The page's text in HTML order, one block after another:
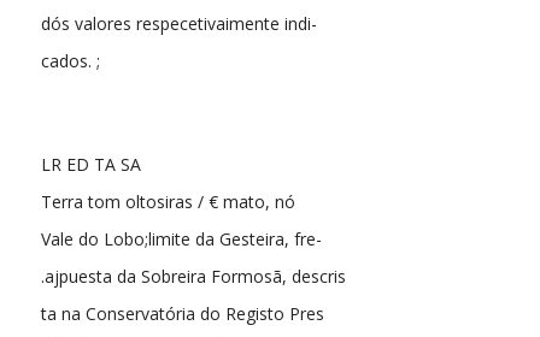
dós valores respecetivaimente indi-
cados. ;
LR ED TA SA
Terra tom oltosiras / € mato, nó
Vale do Lobo;limite da Gesteira, fre-
.ajpuesta da Sobreira Formosã, descris
ta na Conservatória do Registo Pres